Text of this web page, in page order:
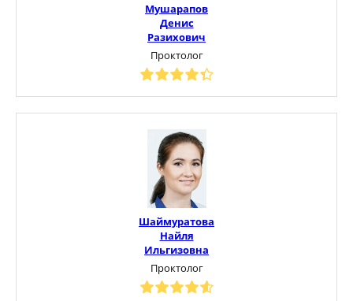
Мушарапов
Денис
Разихович
Проктолог
Шаймуратова
Найля
Ильгизовна
Проктолог